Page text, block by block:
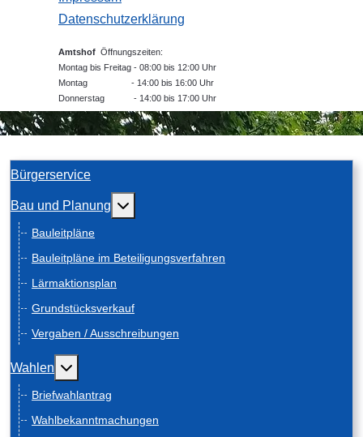
Datenschutzerklärung
Amtshof Öffnungszeiten:
Montag bis Freitag - 08:00 bis 12:00 Uhr
Montag - 14:00 bis 16:00 Uhr
Donnerstag - 14:00 bis 17:00 Uhr
Bürgerservice
Bau und Planung Weitere Informationen: Bau und Planung
Bauleitpläne
Bauleitpläne im Beteiligungsverfahren
Lärmaktionsplan
Grundstücksverkauf
Vergaben / Ausschreibungen
Wahlen Weitere Informationen: Wahlen
Briefwahlantrag
Wahlbekanntmachungen